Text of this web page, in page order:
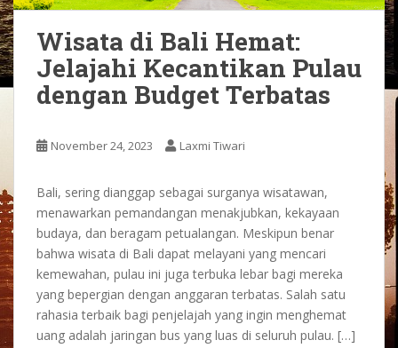
Wisata di Bali Hemat:
Jelajahi Kecantikan Pulau
dengan Budget Terbatas
November 24, 2023 Laxmi Tiwari
Bali, sering dianggap sebagai surganya wisatawan,
menawarkan pemandangan menakjubkan, kekayaan
budaya, dan beragam petualangan. Meskipun benar
bahwa wisata di Bali dapat melayani yang mencari
kemewahan, pulau ini juga terbuka lebar bagi mereka
yang bepergian dengan anggaran terbatas. Salah satu
rahasia terbaik bagi penjelajah yang ingin menghemat
uang adalah jaringan bus yang luas di seluruh pulau. […]